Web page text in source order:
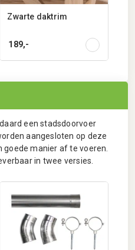
Zwarte daktrim
189,-
een stadsdoorvoer
aangesloten op deze
manier af te voeren.
in twee versies.